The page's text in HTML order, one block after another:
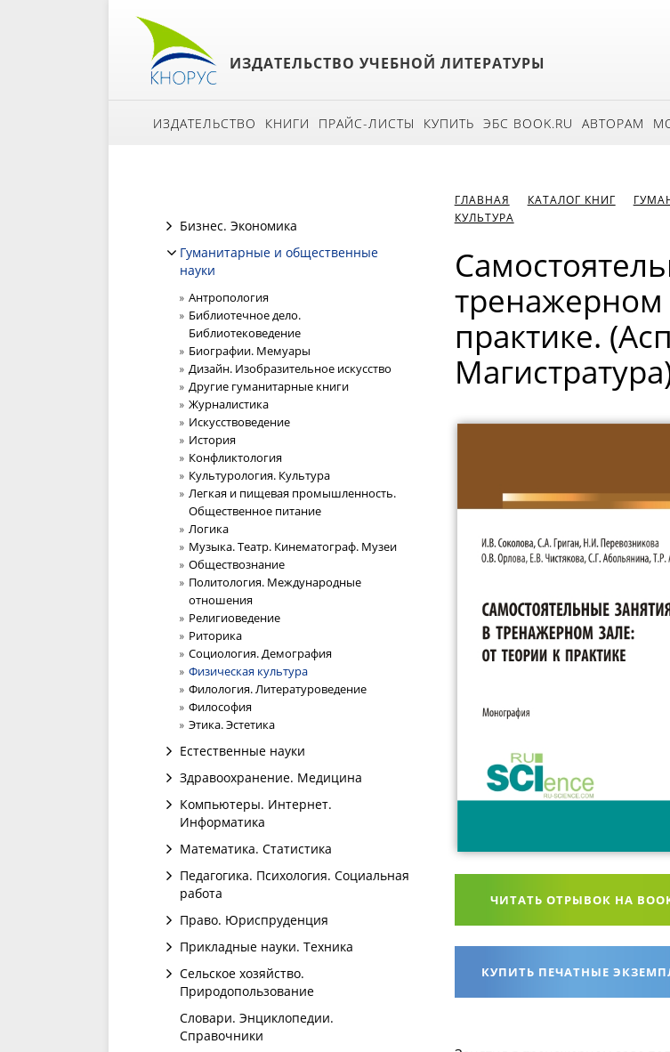
ИЗДАТЕЛЬСТВО УЧЕБНОЙ ЛИТЕРАТУРЫ
ИЗДАТЕЛЬСТВО КНИГИ ПРАЙС-ЛИСТЫ КУПИТЬ ЭБС BOOK.RU АВТОРАМ
Бизнес. Экономика
Гуманитарные и общественные
науки
Антропология
Библиотечное дело.
Библиотековедение
Биографии. Мемуары
Дизайн. Изобразительное искусство
Другие гуманитарные книги
Журналистика
Искусствоведение
История
Конфликтология
Культурология. Культура
Легкая и пищевая промышленность.
Общественное питание
Логика
Музыка. Театр. Кинематограф. Музеи
Обществознание
Политология. Международные
отношения
Религиоведение
Риторика
Социология. Демография
Физическая культура
Филология. Литературоведение
Философия
Этика. Эстетика
Естественные науки
Здравоохранение. Медицина
Компьютеры. Интернет.
Информатика
Математика. Статистика
Педагогика. Психология. Социальная
работа
Право. Юриспруденция
Прикладные науки. Техника
Сельское хозяйство.
Природопользование
Словари. Энциклопедии.
Справочники
ГЛАВНАЯ КАТАЛОГ КНИГ
КУЛЬТУРА
тренажерном
практике.
ЧИТАТЬ ОТРЫВОК НА
КУПИТЬ ПЕЧАТНЫЕ